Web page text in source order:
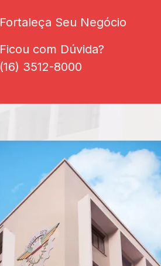
Fortaleça Seu Negócio
Ficou com Dúvida?
(16) 3512-8000